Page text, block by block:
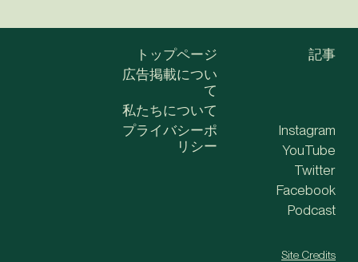
トップページ
広告掲載につい
て
私たちについて
記事
プライバシーポ
リシー
Instagram
YouTube
Twitter
Facebook
Podcast
Site Credits